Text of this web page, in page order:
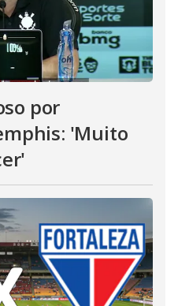
por
'Muito